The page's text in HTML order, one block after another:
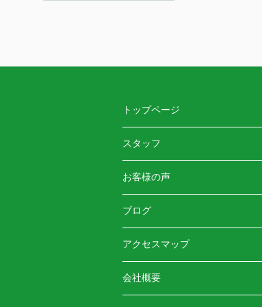
LINEでのご連絡でしたが、とても迅速かつ丁寧
トップページ
スタッフ
お客様の声
ブログ
アクセスマップ
会社概要